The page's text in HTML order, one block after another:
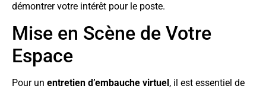
démontrer votre intérêt pour le poste.
Mise en Scène de Votre
Espace
Pour un entretien d’embauche virtuel, il est essentiel de